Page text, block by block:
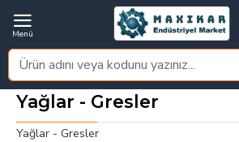
Yağlar - Gresler
Yağlar - Gresler